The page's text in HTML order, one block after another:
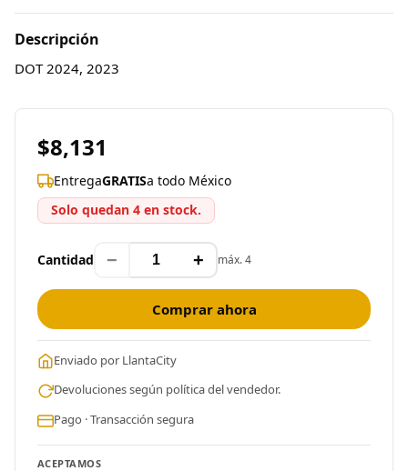
Descripción
DOT 2024, 2023
$8,131
EntregaGRATISa todo México
Solo quedan 4 en stock.
Cantidad − + máx. 4
Comprar ahora
Enviado por LlantaCity
Devoluciones según política del vendedor.
Pago · Transacción segura
ACEPTAMOS